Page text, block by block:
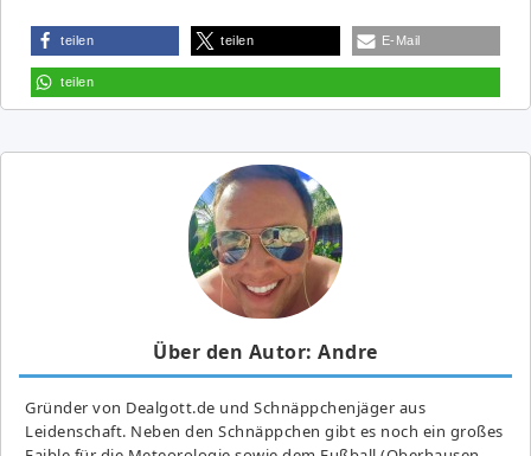
teilen teilen E-Mail
teilen
Über den Autor: Andre
Gründer von Dealgott.de und Schnäppchenjäger aus
Leidenschaft. Neben den Schnäppchen gibt es noch ein großes